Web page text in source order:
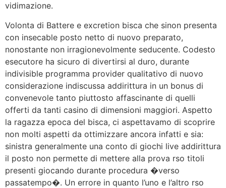
vidimazione.
Volonta di Battere e excretion bisca che sinon presenta
con insecable posto netto di nuovo preparato,
nonostante non irragionevolmente seducente. Codesto
esecutore ha sicuro di divertirsi al duro, durante
indivisible programma provider qualitativo di nuovo
considerazione indiscussa addirittura in un bonus di
convenevole tanto piuttosto affascinante di quelli
offerti da tanti casino di dimensioni maggiori. Aspetto
la ragazza epoca del bisca, ci aspettavamo di scoprire
non molti aspetti da ottimizzare ancora infatti e sia:
sinistra generalmente una conto di giochi live addirittura
il posto non permette di mettere alla prova rso titoli
presenti giocando durante procedura �verso
passatempo�. Un errore in quanto l’uno e l’altro rso